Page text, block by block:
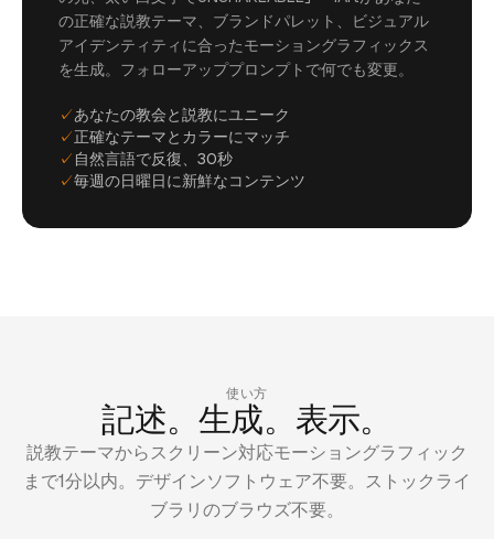
の正確な説教テーマ、ブランドパレット、ビジュアル
アイデンティティに合ったモーショングラフィックス
を生成。フォローアッププロンプトで何でも変更。
✓あなたの教会と説教にユニーク
✓正確なテーマとカラーにマッチ
✓ 自然言語で反復、30秒
✓毎週の日曜日に新鮮なコンテンツ
使い方
記述。生成。表示。
説教テーマからスクリーン対応モーショングラフィック
まで1分以内。デザインソフトウェア不要。ストックライ
ブラリのブラウズ不要。